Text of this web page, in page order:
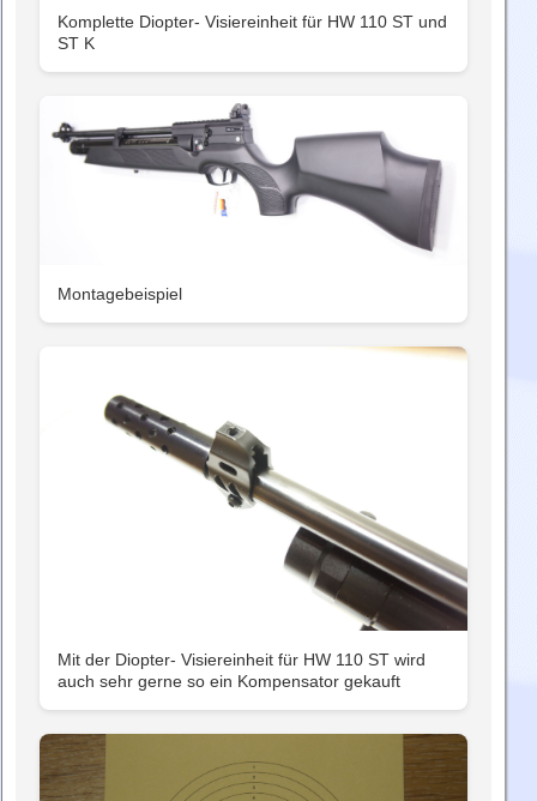
Komplette Diopter- Visiereinheit für HW 110 ST und
ST K
Montagebeispiel
Mit der Diopter- Visiereinheit für HW 110 ST wird
auch sehr gerne so ein Kompensator gekauft